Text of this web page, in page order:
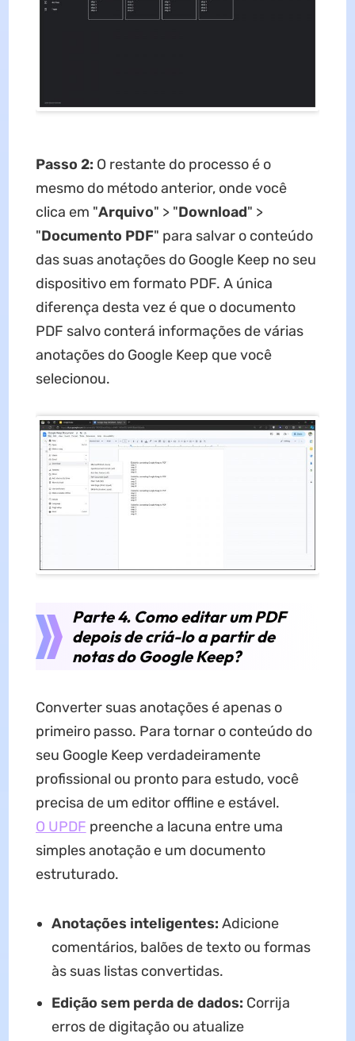
Passo 2: O restante do processo é o
mesmo do método anterior, onde você
clica em "Arquivo" > "Download" >
"Documento PDF" para salvar o conteúdo
das suas anotações do Google Keep no seu
dispositivo em formato PDF. A única
diferença desta vez é que o documento
PDF salvo conterá informações de várias
anotações do Google Keep que você
selecionou.
Parte 4. Como editar um PDF
depois de criá-lo a partir de
notas do Google Keep?
Converter suas anotações é apenas o
primeiro passo. Para tornar o conteúdo do
seu Google Keep verdadeiramente
profissional ou pronto para estudo, você
precisa de um editor offline e estável.
O UPDF preenche a lacuna entre uma
simples anotação e um documento
estruturado.
Anotações inteligentes: Adicione
comentários, balões de texto ou formas
às suas listas convertidas.
Edição sem perda de dados: Corrija
erros de digitação ou atualize